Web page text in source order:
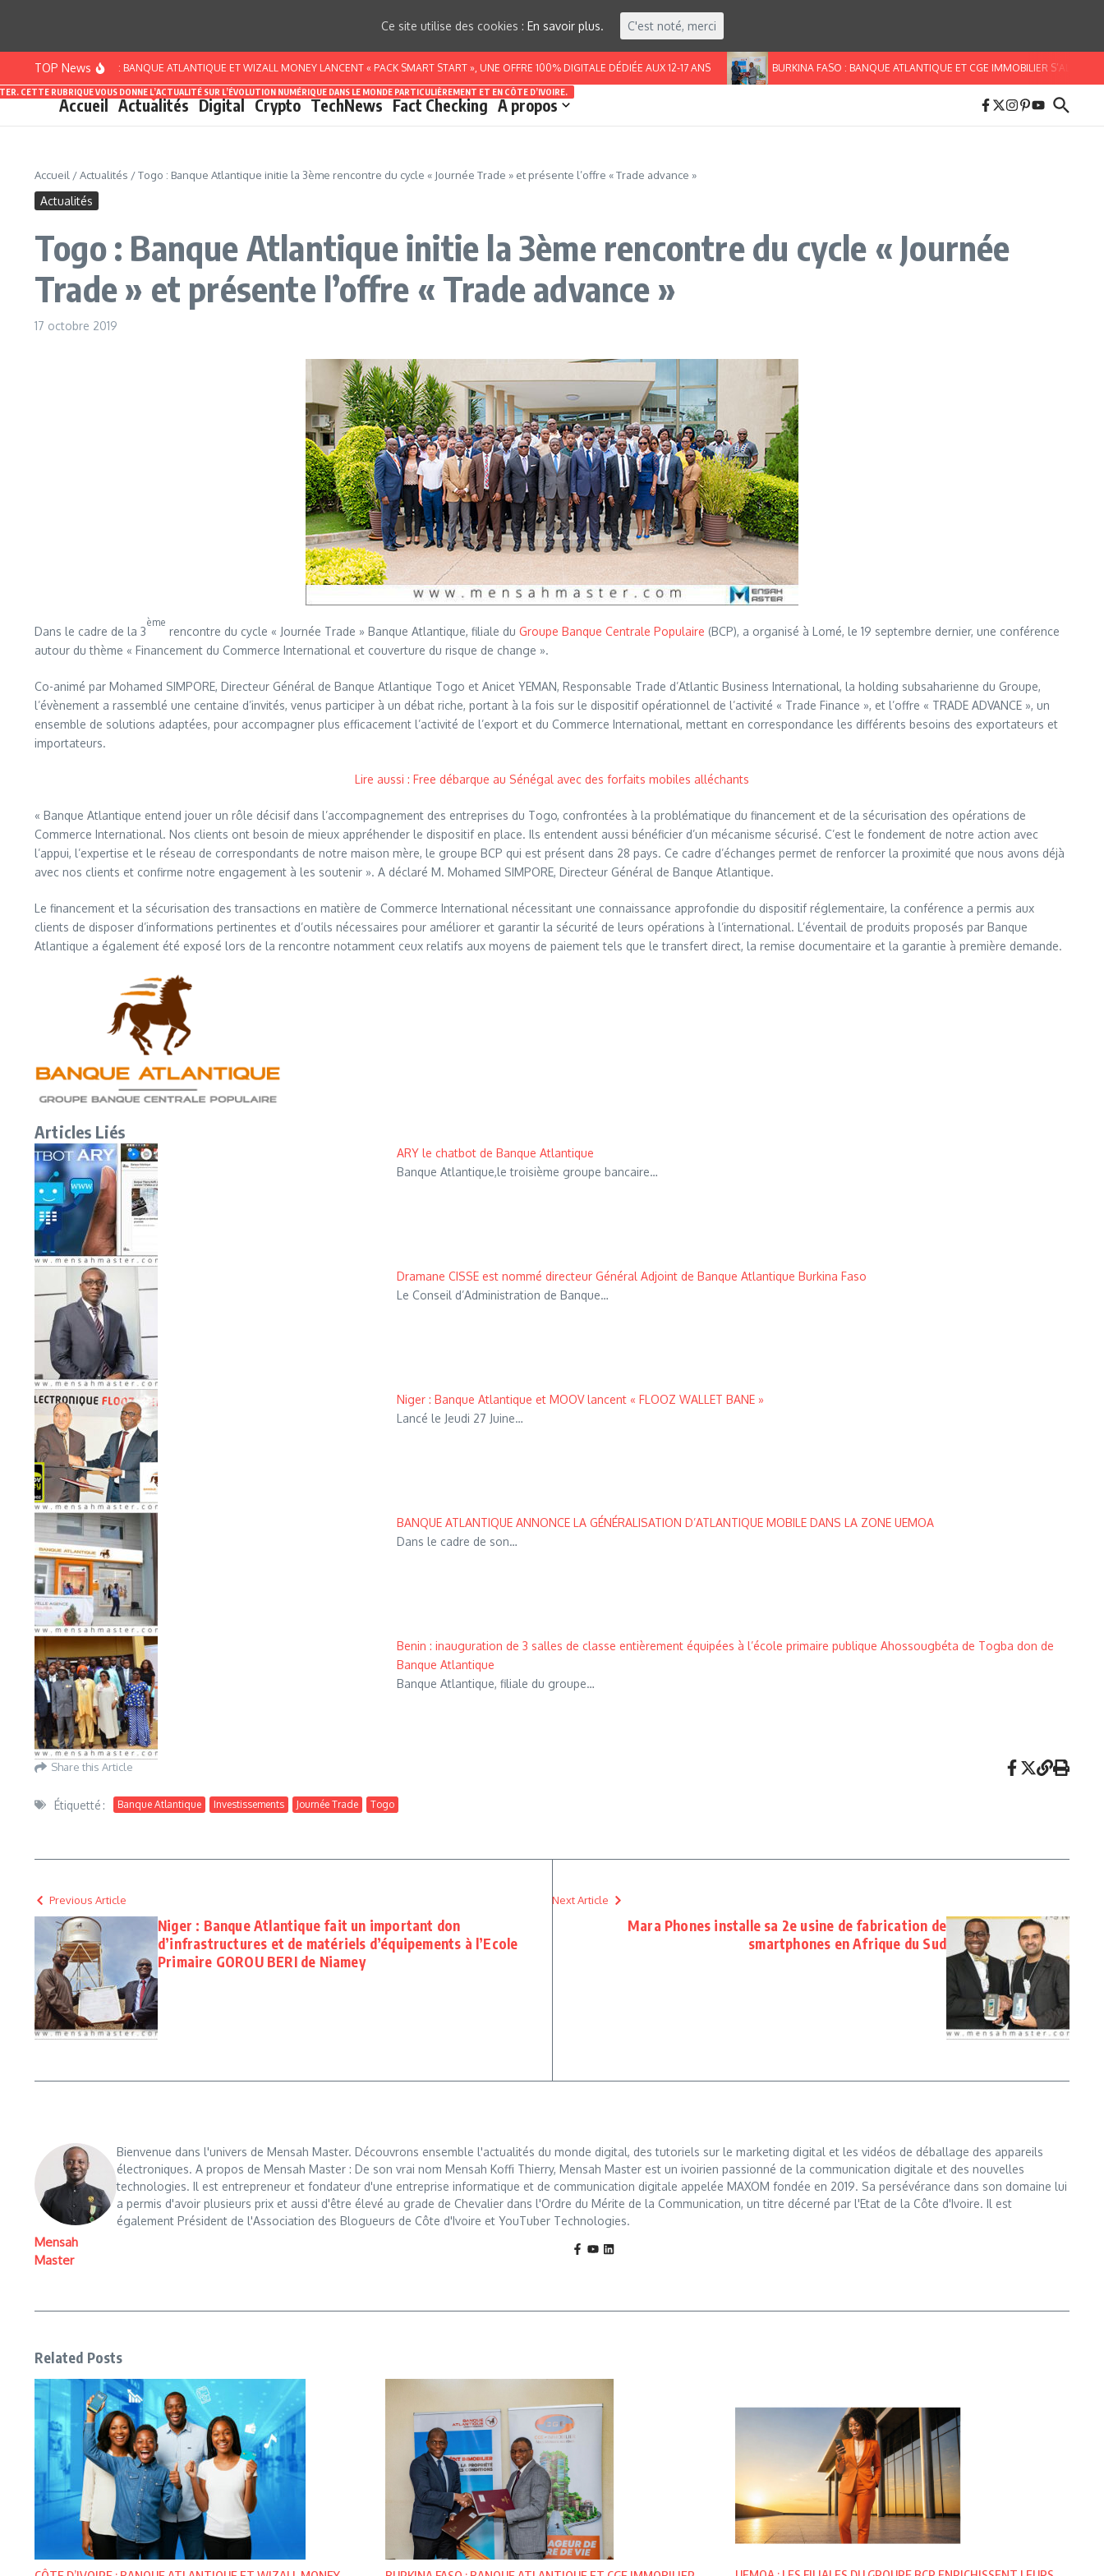
TOP News
CÔTE D’IVOIRE : BANQUE ATLANTIQUE ET WIZALL MONEY LANCENT « PACK SMART START », UNE OFFRE 100% DIGITALE DÉDIÉE AUX 12-17 ANS BURKINA FASO : BANQUE ATLANTIQUE ET CGE IMMOBILIER S’ALLIENT POUR
Accueil Actualités
CETTE RUBRIQUE VOUS DONNE L’ACTUALITÉ SUR L’ÉVOLUTION NUMÉRIQUE DANS LE MONDE PARTICULIÈREMENT ET EN CÔTE D’IVOIRE.
Digital Crypto TechNews Fact Checking A propos
Accueil /Actualités /Togo : Banque Atlantique initie la 3ème rencontre du cycle « Journée Trade » et présente l’offre « Trade advance »
Actualités
Togo : Banque Atlantique initie la 3ème rencontre du cycle « Journée
Trade » et présente l’offre « Trade advance »
17 octobre 2019
Dans le cadre de la 3
ème
rencontre du cycle « Journée Trade » Banque Atlantique, filiale du Groupe Banque Centrale Populaire (BCP), a organisé à Lomé, le 19 septembre dernier, une conférence
autour du thème « Financement du Commerce International et couverture du risque de change ».
Co-animé par Mohamed SIMPORE, Directeur Général de Banque Atlantique Togo et Anicet YEMAN, Responsable Trade d’Atlantic Business International, la holding subsaharienne du Groupe,
l’évènement a rassemblé une centaine d’invités, venus participer à un débat riche, portant à la fois sur le dispositif opérationnel de l’activité « Trade Finance », et l’offre « TRADE ADVANCE », un
ensemble de solutions adaptées, pour accompagner plus efficacement l’activité de l’export et du Commerce International, mettant en correspondance les différents besoins des exportateurs et
importateurs.
Lire aussi : Free débarque au Sénégal avec des forfaits mobiles alléchants
« Banque Atlantique entend jouer un rôle décisif dans l’accompagnement des entreprises du Togo, confrontées à la problématique du financement et de la sécurisation des opérations de
Commerce International. Nos clients ont besoin de mieux appréhender le dispositif en place. Ils entendent aussi bénéficier d’un mécanisme sécurisé. C’est le fondement de notre action avec
l’appui, l’expertise et le réseau de correspondants de notre maison mère, le groupe BCP qui est présent dans 28 pays. Ce cadre d’échanges permet de renforcer la proximité que nous avons déjà
avec nos clients et confirme notre engagement à les soutenir ». A déclaré M. Mohamed SIMPORE, Directeur Général de Banque Atlantique.
Le financement et la sécurisation des transactions en matière de Commerce International nécessitant une connaissance approfondie du dispositif réglementaire, la conférence a permis aux
clients de disposer d’informations pertinentes et d’outils nécessaires pour améliorer et garantir la sécurité de leurs opérations à l’international. L’éventail de produits proposés par Banque
Atlantique a également été exposé lors de la rencontre notamment ceux relatifs aux moyens de paiement tels que le transfert direct, la remise documentaire et la garantie à première demande.
Articles Liés
ARY le chatbot de Banque Atlantique
Banque Atlantique,le troisième groupe bancaire…
Dramane CISSE est nommé directeur Général Adjoint de Banque Atlantique Burkina Faso
Le Conseil d’Administration de Banque…
Niger : Banque Atlantique et MOOV lancent « FLOOZ WALLET BANE »
Lancé le Jeudi 27 Juine…
BANQUE ATLANTIQUE ANNONCE LA GÉNÉRALISATION D’ATLANTIQUE MOBILE DANS LA ZONE UEMOA
Dans le cadre de son…
Benin : inauguration de 3 salles de classe entièrement équipées à l’école primaire publique Ahossougbéta de Togba don de
Banque Atlantique
Banque Atlantique, filiale du groupe…
Share this Article
Étiquetté : Banque Atlantique Investissements Journée Trade Togo
Previous Article
Niger : Banque Atlantique fait un important don
d’infrastructures et de matériels d’équipements à l’Ecole
Primaire GOROU BERI de Niamey
Next Article
Mara Phones installe sa 2e usine de fabrication de
smartphones en Afrique du Sud
Mensah
Master
Bienvenue dans l'univers de Mensah Master. Découvrons ensemble l'actualités du monde digital, des tutoriels sur le marketing digital et les vidéos de déballage des appareils
électroniques. A propos de Mensah Master : De son vrai nom Mensah Koffi Thierry, Mensah Master est un ivoirien passionné de la communication digitale et des nouvelles
technologies. Il est entrepreneur et fondateur d'une entreprise informatique et de communication digitale appelée MAXOM fondée en 2019. Sa persévérance dans son domaine lui
a permis d'avoir plusieurs prix et aussi d'être élevé au grade de Chevalier dans l'Ordre du Mérite de la Communication, un titre décerné par l'Etat de la Côte d'Ivoire. Il est
également Président de l'Association des Blogueurs de Côte d'Ivoire et YouTuber Technologies.
Related Posts
Ce site utilise des cookies : En savoir plus. C'est noté, merci